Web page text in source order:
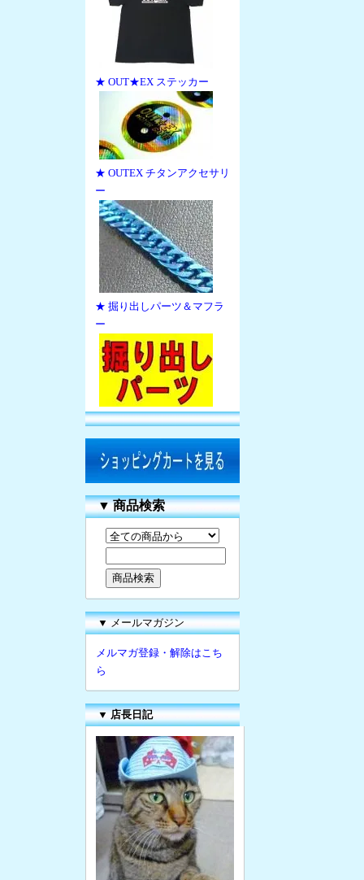
★ OUT★EX ステッカー
★ OUTEX チタンアクセサリ
ー
★ 掘り出しパーツ＆マフラ
ー
▼商品検索
▼ メールマガジン
メルマガ登録・解除はこち
ら
▼ 店長日記